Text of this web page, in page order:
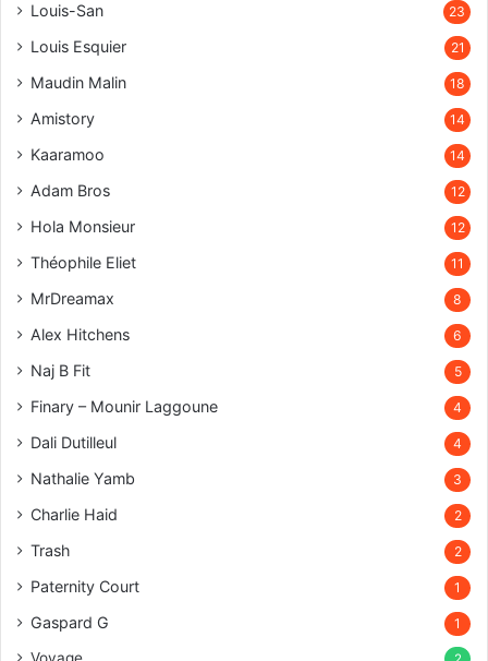
Louis-San 23
Louis Esquier 21
Maudin Malin 18
Amistory 14
Kaaramoo 14
Adam Bros 12
Hola Monsieur 12
Théophile Eliet 11
MrDreamax 8
Alex Hitchens 6
Naj B Fit 5
Finary – Mounir Laggoune 4
Dali Dutilleul 4
Nathalie Yamb 3
Charlie Haid 2
Trash 2
Paternity Court 1
Gaspard G 1